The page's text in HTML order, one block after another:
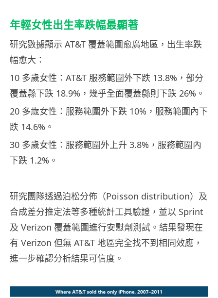
年輕女性出生率跌幅最顯著
研究數據顯示 AT&T 覆蓋範圍愈廣地區，出生率跌
幅愈大：
10 多歲女性：AT&T 服務範圍外下跌 13.8%，部分
覆蓋縣下跌 18.9%，幾乎全面覆蓋縣則下跌 26%。
20 多歲女性：服務範圍外下跌 10%，服務範圍內下
跌 14.6%。
30 多歲女性：服務範圍外上升 3.8%，服務範圍內
下跌 1.2%。
研究團隊透過泊松分佈（Poisson distribution）及
合成差分推定法等多種統計工具驗證，並以 Sprint
及 Verizon 覆蓋範圍進行安慰劑測試。結果發現在
有 Verizon 但無 AT&T 地區完全找不到相同效應，
進一步確認分析結果可信度。